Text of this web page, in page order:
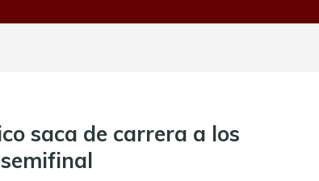
saca de carrera a los